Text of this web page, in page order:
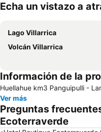
Echa un vistazo a
Lago Villarrica
Volcán Villarrica
Información de la
Huellahue km3 Panguipulli -
Ver más
Preguntas
Ecoterraverde